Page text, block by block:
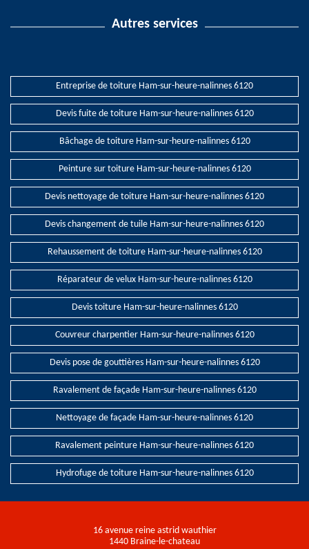
Autres services
Entreprise de toiture Ham-sur-heure-nalinnes 6120
Devis fuite de toiture Ham-sur-heure-nalinnes 6120
Bâchage de toiture Ham-sur-heure-nalinnes 6120
Peinture sur toiture Ham-sur-heure-nalinnes 6120
Devis nettoyage de toiture Ham-sur-heure-nalinnes 6120
Devis changement de tuile Ham-sur-heure-nalinnes 6120
Rehaussement de toiture Ham-sur-heure-nalinnes 6120
Réparateur de velux Ham-sur-heure-nalinnes 6120
Devis toiture Ham-sur-heure-nalinnes 6120
Couvreur charpentier Ham-sur-heure-nalinnes 6120
Devis pose de gouttières Ham-sur-heure-nalinnes 6120
Ravalement de façade Ham-sur-heure-nalinnes 6120
Nettoyage de façade Ham-sur-heure-nalinnes 6120
Ravalement peinture Ham-sur-heure-nalinnes 6120
Hydrofuge de toiture Ham-sur-heure-nalinnes 6120
16 avenue reine astrid wauthier
1440 Braine-le-chateau